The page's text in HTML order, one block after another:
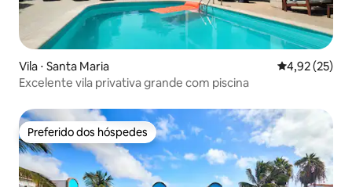
Vila ⋅ Santa Maria 4,92 de uma
4,92 (25)
Excelente vila privativa grande com piscina
Preferido dos hóspedes
Preferido dos hóspedes